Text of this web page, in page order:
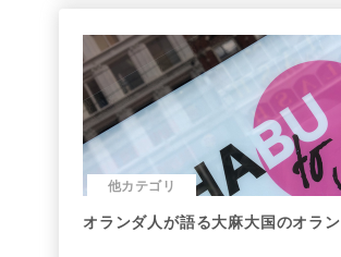
他カテゴリ
オランダ人が語る大麻大国のオラ